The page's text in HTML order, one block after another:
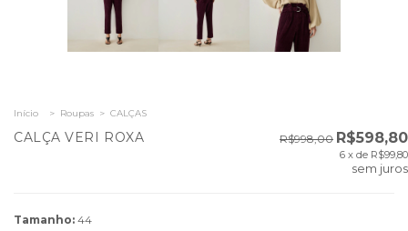
Início > Roupas > CALÇAS
CALÇA VERI ROXA R$998,00 R$598,80
6 x de R$99,80
sem juros
Tamanho: 44